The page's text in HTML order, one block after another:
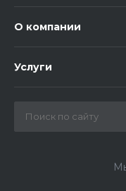
О компании
Услуги